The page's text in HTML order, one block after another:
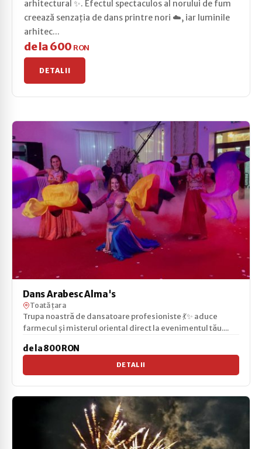
arhitectural ✨. Efectul spectaculos al norului de fum
creează senzația de dans printre nori ☁️, iar luminile
arhitec...
de la 600 RON
DETALII
Dans Arabesc Alma's
Toată țara
Trupa noastră de dansatoare profesioniste 💃✨ aduce
farmecul și misterul oriental direct la evenimentul tău....
de la 800 RON
DETALII